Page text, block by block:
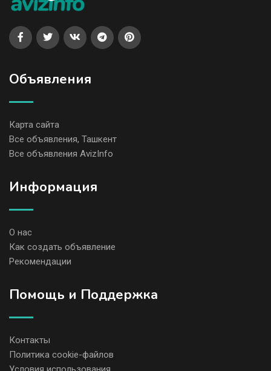
Объявления
Карта сайта
Все объявления, Ташкент
Все объявления AvizInfo
Информация
О нас
Как создать объявление
Рекомендации
Помощь и Поддержка
Контакты
Политика cookie-файлов